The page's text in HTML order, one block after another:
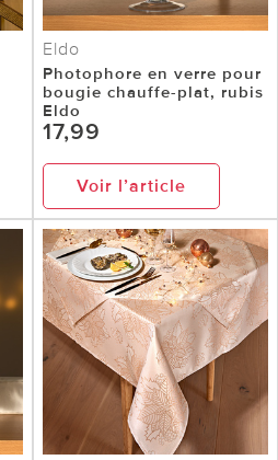
Eldo
Photophore en verre pour
bougie chauffe-plat, rubis
Eldo
17,99
Voir l’article